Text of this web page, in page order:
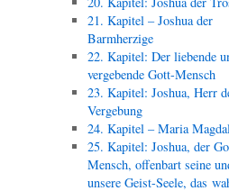
21. Kapitel – Joshua der
Barmherzige
22. Kapitel: Der liebende
vergebende Gott-Mensch
23. Kapitel: Joshua, Herr
Vergebung
24. Kapitel – Maria
25. Kapitel: Joshua, der
Mensch, offenbart seine
unsere Geist-Seele, das